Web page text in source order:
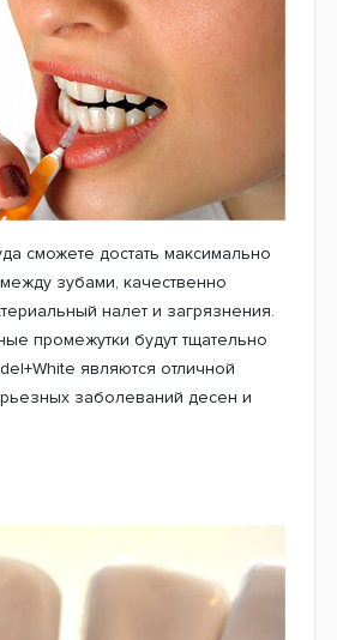
сможете достать максимально
зубами, качественно
налет и загрязнения.
промежутки будут тщательно
являются отличной
заболеваний десен и